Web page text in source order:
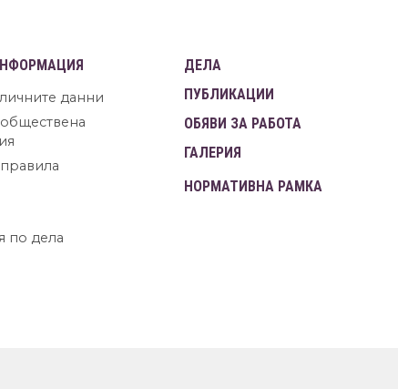
данни
по дела
ДЕЛА
ПУБЛИКАЦИИ
ОБЯВИ ЗА РАБОТА
ГАЛЕРИЯ
НОРМАТИВНА РАМКА